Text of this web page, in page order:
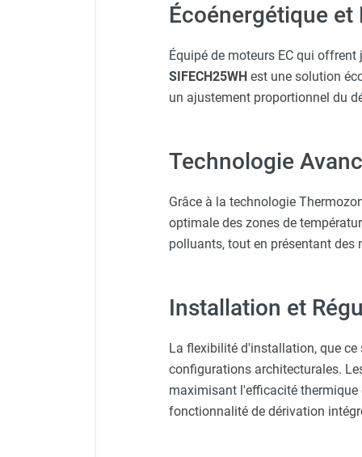
Chauffage FARM au gaz
Chauffage d'atelier granulés / bois /
Chaudière fixe à eau
Aérotherme au gaz
Aérotherme à eau chaude ou froide
Aérotherme au fioul
(détente directe)
Chauffage mobile électrique, fioul et
Chauffage électrique soufflant
étuvage industriel ou destruction
punaises de lit
Chauffage électrique infrarouge
Chauffage électrique par convection
Consoles de montage au
Écoénergétique et
Équipé de moteurs EC qui
SIFECH25WH est une solution
un ajustement proportionnel du
Technologie
Grâce à la technologie
optimale des zones de
polluants, tout en présentant des
Installation et
La flexibilité d'installation, que
configurations architecturales.
maximisant l'efficacité thermique
fonctionnalité de dérivation